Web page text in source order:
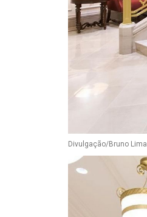
Divulgação/Bruno Lima